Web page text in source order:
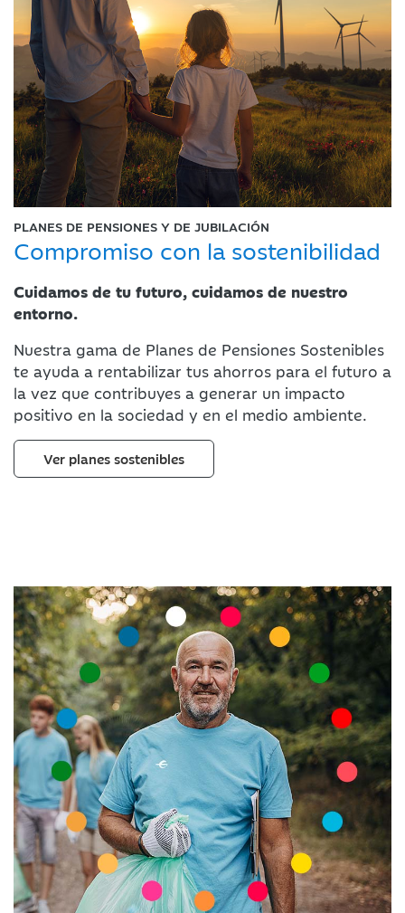
PLANES DE PENSIONES Y DE JUBILACIÓN
Compromiso con la sostenibilidad
Cuidamos de tu futuro, cuidamos de nuestro
entorno.
Nuestra gama de Planes de Pensiones Sostenibles
te ayuda a rentabilizar tus ahorros para el futuro a
la vez que contribuyes a generar un impacto
positivo en la sociedad y en el medio ambiente.
Ver planes sostenibles